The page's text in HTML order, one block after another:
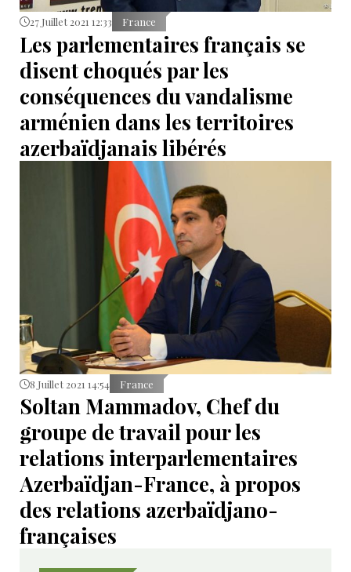
27 Juillet 2021 12:33 France
Les parlementaires français se
disent choqués par les
conséquences du vandalisme
arménien dans les territoires
azerbaïdjanais libérés
8 Juillet 2021 14:54 France
Soltan Mammadov, Chef du
groupe de travail pour les
relations interparlementaires
Azerbaïdjan-France, à propos
des relations azerbaïdjano-
françaises